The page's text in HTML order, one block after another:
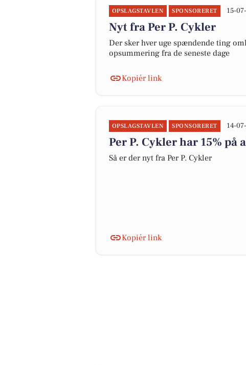
OPSLAGSTAVLEN SPONSORERET 15-
Nyt fra Per P. Cykler
Der sker hver uge spændende ting
opsummering fra de seneste dage
Kopiér link
OPSLAGSTAVLEN SPONSORERET 14-
Per P. Cykler har 15% på
Så er der nyt fra Per P. Cykler
Kopiér link